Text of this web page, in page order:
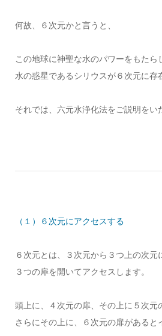
何故、６次元かと言うと、
この地球に神聖な水のパワーをもたら
水の惑星であるシリウスが６次元に存
それでは、六元水浄化法をご説明をい
（１）６次元にアクセスする
６次元とは、３次元から３つ上の次元
３つの扉を開いてアクセスします。
頭上に、４次元の扉、その上に５次元
さらにその上に、６次元の扉があると